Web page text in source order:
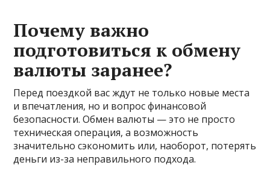
Почему важно
подготовиться к обмену
валюты заранее?
Перед поездкой вас ждут не только новые места
и впечатления, но и вопрос финансовой
безопасности. Обмен валюты — это не просто
техническая операция, а возможность
значительно сэкономить или, наоборот, потерять
деньги из-за неправильного подхода.